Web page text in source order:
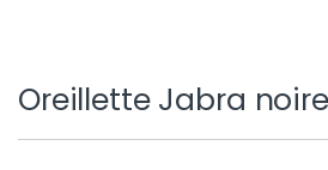
Oreillette Jabra